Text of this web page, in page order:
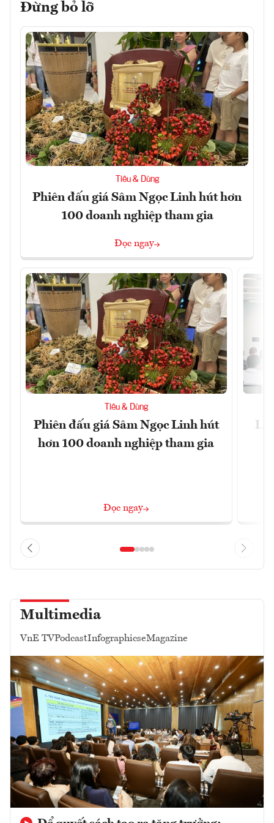
Đừng bỏ lỡ
Tiêu & Dùng
Phiên đấu giá Sâm Ngọc Linh hút hơn
100 doanh nghiệp tham gia
Đọc ngay
Tiêu & Dùng
Phiên đấu giá Sâm Ngọc Linh hút
hơn 100 doanh nghiệp tham gia
Đọc ngay
Multimedia
VnE TVPodcastInfographicseMagazine